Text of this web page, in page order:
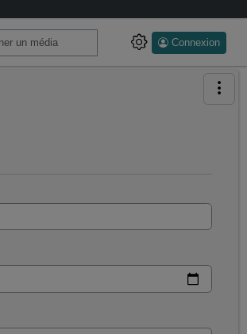
Connexion